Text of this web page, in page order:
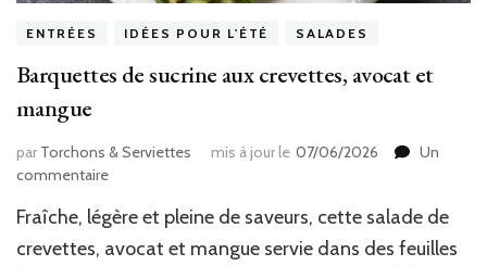
ENTRÉES IDÉES POUR L'ÉTÉ SALADES
Barquettes de sucrine aux crevettes, avocat et
mangue
par Torchons & Serviettes mis à jour le 07/06/2026
Un
commentairesur
de
sucrine
Fraîche, légère et pleine de saveurs, cette salade de
crevettes, avocat et mangue servie dans des feuilles